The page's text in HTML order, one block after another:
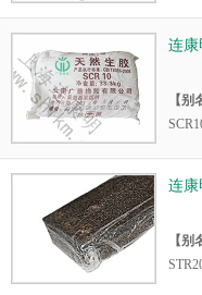
动带
生活
又名
干
不按
的橡
连康
【别
是以
多
高的
连康
【别